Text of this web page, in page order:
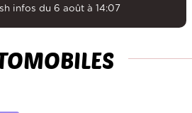
infos du 6 août à 14:07